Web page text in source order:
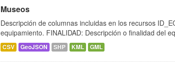
Museos
Descripción de columnas incluidas en los recursos
equipamiento. FINALIDAD: Descripción o finalidad del
CSV GeoJSON SHP KML GML